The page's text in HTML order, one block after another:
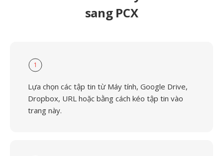
sang PCX
1
Lựa chọn các tập tin từ Máy tính, Google Drive,
Dropbox, URL hoặc bằng cách kéo tập tin vào
trang này.